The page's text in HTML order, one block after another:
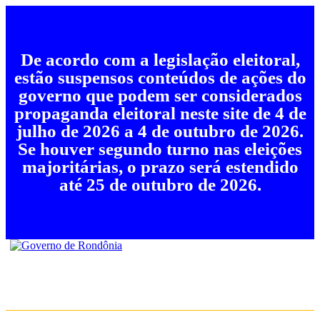
De acordo com a legislação eleitoral,
estão suspensos conteúdos de ações do
governo que podem ser considerados
propaganda eleitoral neste site de 4 de
julho de 2026 a 4 de outubro de 2026.
Se houver segundo turno nas eleições
majoritárias, o prazo será estendido
até 25 de outubro de 2026.